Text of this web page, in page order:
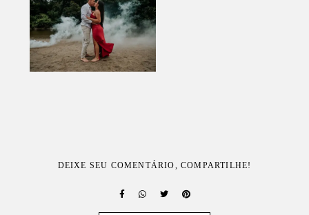
DEIXE SEU COMENTÁRIO, COMPARTILHE!